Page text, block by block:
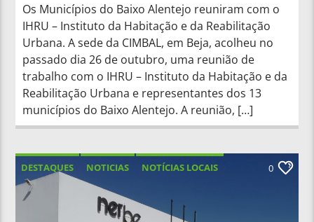
Os Municípios do Baixo Alentejo reuniram com o
IHRU – Instituto da Habitação e da Reabilitação
Urbana. A sede da CIMBAL, em Beja, acolheu no
passado dia 26 de outubro, uma reunião de
trabalho com o IHRU – Instituto da Habitação e da
Reabilitação Urbana e representantes dos 13
municípios do Baixo Alentejo. A reunião, […]
DESTAQUES NOTICIAS
NOTÍCIAS LOCAIS
NOTÍCIAS NACIONAIS
0